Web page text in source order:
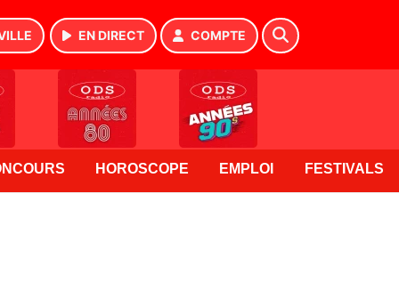
EN DIRECT COMPTE
HOROSCOPE EMPLOI FESTIVALS